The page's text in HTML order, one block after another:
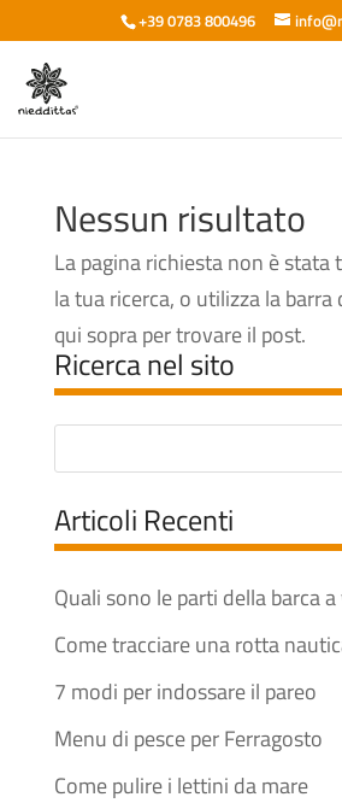
+39 0783 800496
Nessun risultato
La pagina richiesta non è
la tua ricerca, o utilizza la
qui sopra per trovare il post.
Ricerca nel sito
Articoli Recenti
Quali sono le parti della barca a
Come tracciare una rotta
7 modi per indossare il pareo
Menu di pesce per Ferragosto
Come pulire i lettini da mare